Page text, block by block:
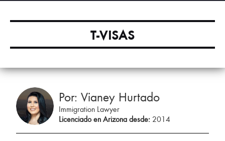
T-VISAS
Por: Vianey Hurtado
Immigration Lawyer
Licenciado en Arizona desde: 2014